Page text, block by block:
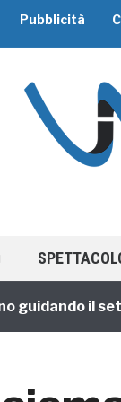
Pubblicità
il settore